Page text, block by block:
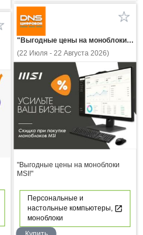
"Выгодные цены на моноблоки MSI!"
(22 Июля - 22 Августа 2026)
"Выгодные цены на моноблоки
MSI!"
Персональные и
настольные компьютеры,
моноблоки